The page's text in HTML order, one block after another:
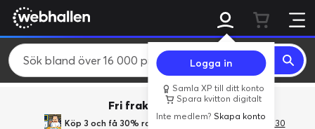
Logga in
Samla XP till ditt konto
Spara kvitton digitalt
Inte medlem?Skapa konto
Fri frakt över 800 kr.
Köp 3 och få 30% rabatt med rabattkoden 3Gives30